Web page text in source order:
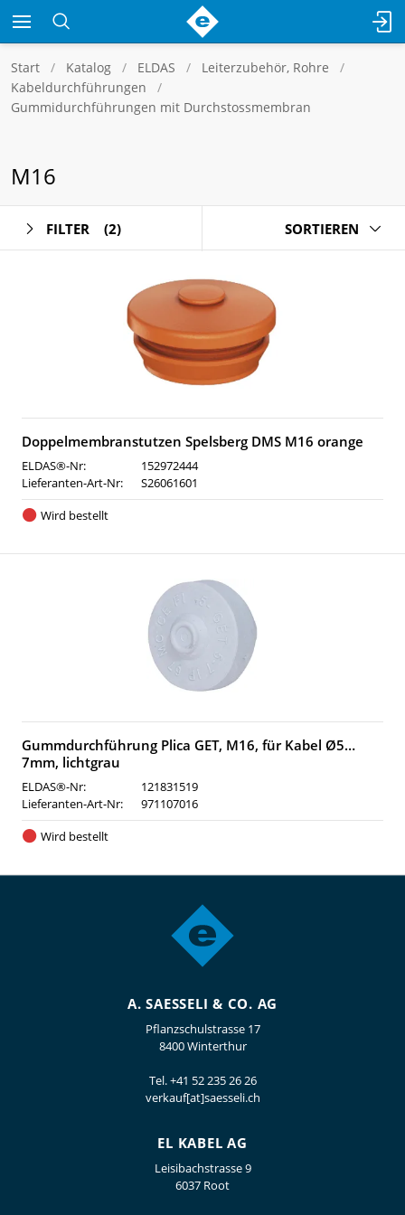
Start Katalog ELDAS
Leiterzubehör, Rohre
Kabeldurchführungen
Gummidurchführungen mit Durchstossmembran
M16
FILTER (2) SORTIEREN
Doppelmembranstutzen Spelsberg DMS M16 orange
ELDAS®-Nr:
152972444
Lieferanten-Art-Nr:
S26061601
Wird bestellt
Gummdurchführung Plica GET, M16, für Kabel Ø5…
7mm, lichtgrau
ELDAS®-Nr:
121831519
Lieferanten-Art-Nr:
971107016
Wird bestellt
A. SAESSELI & CO. AG
Pflanzschulstrasse 17
8400 Winterthur
Tel.+41 52 235 26 26
verkauf[at]saesseli.ch
EL KABEL AG
Leisibachstrasse 9
6037 Root